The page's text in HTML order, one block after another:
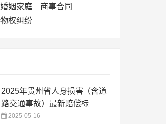
婚姻家庭
商事合同
物权纠纷
2025年贵州省人身损害（含道
路交通事故）最新赔偿标
2025-05-16